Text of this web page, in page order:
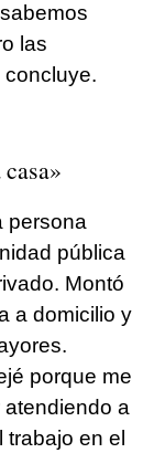
las
persona
pública
Montó
a domicilio y
porque me
a
en el